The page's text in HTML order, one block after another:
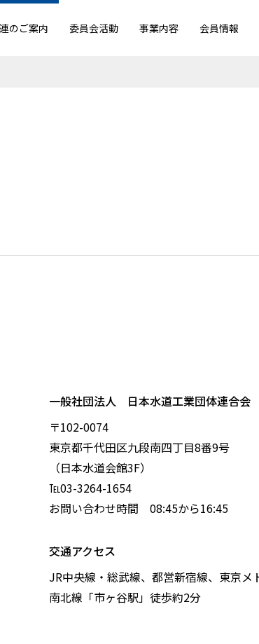
のご案内 委員会活動 事業内容 会員情報
一般社団法人 日本水道工業団体連合会
〒102-0074
東京都千代田区九段南四丁目8番9号
（日本水道会館3F）
℡03-3264-1654
お問い合わせ時間 08:45から16:45
交通アクセス
JR中央線・総武線、都営新宿線、東京メ
南北線「市ヶ谷駅」徒歩約2分